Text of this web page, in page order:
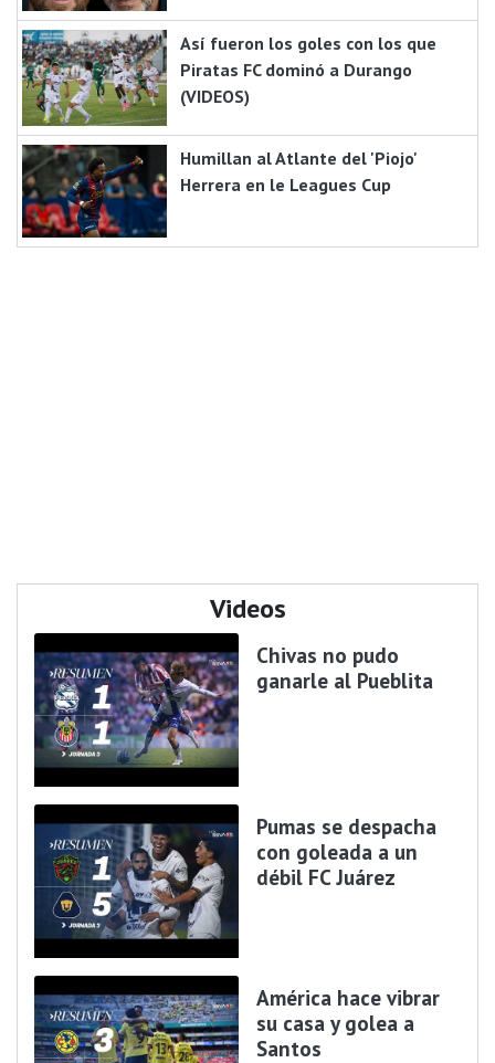
Así fueron los goles con los que
Piratas FC dominó a Durango
(VIDEOS)
Humillan al Atlante del 'Piojo'
Herrera en le Leagues Cup
Videos
Chivas no pudo
ganarle al Pueblita
Pumas se despacha
con goleada a un
débil FC Juárez
América hace vibrar
su casa y golea a
Santos